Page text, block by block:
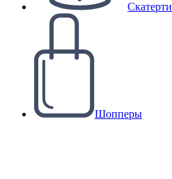
Скатерти
Шопперы